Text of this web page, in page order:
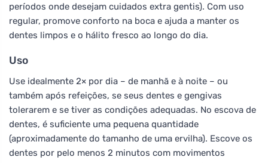
períodos onde desejam cuidados extra gentis). Com uso
regular, promove conforto na boca e ajuda a manter os
dentes limpos e o hálito fresco ao longo do dia.
Uso
Use idealmente 2× por dia – de manhã e à noite – ou
também após refeições, se seus dentes e gengivas
tolerarem e se tiver as condições adequadas. No escova de
dentes, é suficiente uma pequena quantidade
(aproximadamente do tamanho de uma ervilha). Escove os
dentes por pelo menos 2 minutos com movimentos